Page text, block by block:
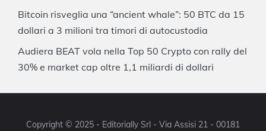
Bitcoin risveglia una “ancient whale”: 50 BTC da 15
dollari a 3 milioni tra timori di autocustodia
Audiera BEAT vola nella Top 50 Crypto con rally del
30% e market cap oltre 1,1 miliardi di dollari
Copyright © 2025 - Editorially Srl - Via Assisi 21 - 00181